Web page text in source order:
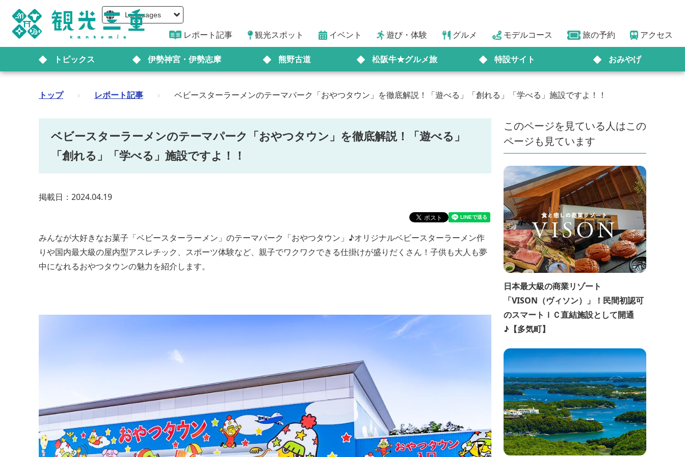
Languages
レポート記事 観光スポット イベント 遊び・体験 グルメ モデルコース 旅の予約 アクセス
トピックス 伊勢神宮・伊勢志摩 熊野古道 松阪牛★グルメ旅 特設サイト おみやげ
トップ › レポート記事 › ベビースターラーメンのテーマパーク「おやつタウン」を徹底解説！「遊べる」「創れる」「学べる」施設ですよ！！
ベビースターラーメンのテーマパーク「おやつタウン」を徹底解説！「遊べる」
「創れる」「学べる」施設ですよ！！
掲載日：2024.04.19
みんなが大好きなお菓子「ベビースターラーメン」のテーマパーク「おやつタウン」♪オリジナルベビースターラーメン作
りや国内最大級の屋内型アスレチック、スポーツ体験など、親子でワクワクできる仕掛けが盛りだくさん！子供も大人も夢
中になれるおやつタウンの魅力を紹介します。
このページを見ている人はこの
ページも見ています
日本最大級の商業リゾート
「VISON（ヴィソン）」！民間初認可
のスマートＩＣ直結施設として開通
♪【多気町】